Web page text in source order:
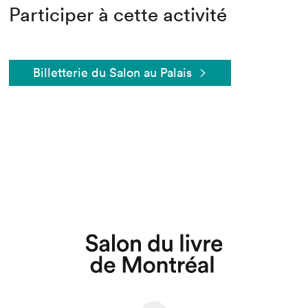
Participer à cette activité
Billetterie du Salon au Palais